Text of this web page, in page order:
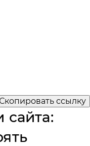
Скопировать ссылку
сайта: